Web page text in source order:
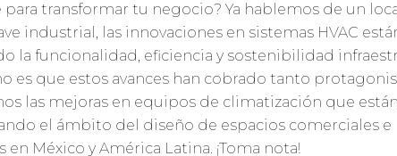
para transformar tu negocio? Ya hablemos de un
industrial, las innovaciones en sistemas HVAC
la funcionalidad, eficiencia y sostenibilidad
es que estos avances han cobrado tanto
las mejoras en equipos de climatización que están
el ámbito del diseño de espacios comerciales e
en México y América Latina. ¡Toma nota!